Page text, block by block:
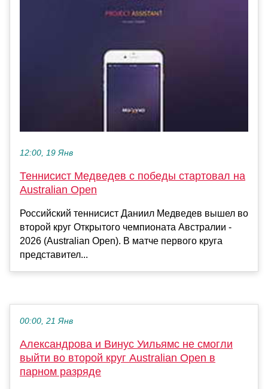
12:00, 19 Янв
Теннисист Медведев с победы стартовал на
Australian Open
Российский теннисист Даниил Медведев вышел во
второй круг Открытого чемпионата Австралии -
2026 (Australian Open). В матче первого круга
представител...
00:00, 21 Янв
Александрова и Винус Уильямс не смогли
выйти во второй круг Australian Open в
парном разряде